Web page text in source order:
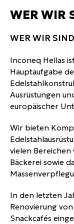
WER WIR
WER WIR SIND
Inconeq Hellas
Hauptaufgabe
Ausrüstungen
europäischer
Wir bieten
vielen Bereichen
Bäckerei sowie
In den letzten
Renovierung
Snackcafés